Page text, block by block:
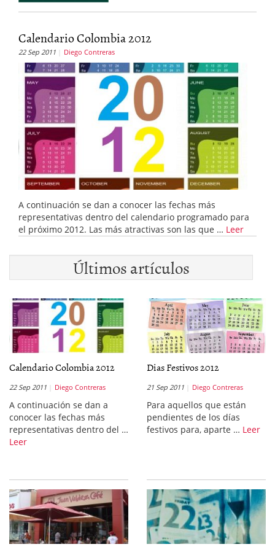
Calendario Colombia 2012
22 Sep 2011 Diego Contreras
A continuación se dan a conocer las fechas más
representativas dentro del calendario programado para
el próximo 2012. Las más atractivas son las que … Leer
Últimos artículos
Calendario Colombia 2012
22 Sep 2011 Diego Contreras
A continuación se dan a
conocer las fechas más
representativas dentro del …
Leer
Dias Festivos 2012
21 Sep 2011 Diego Contreras
Para aquellos que están
pendientes de los días
festivos para, aparte … Leer